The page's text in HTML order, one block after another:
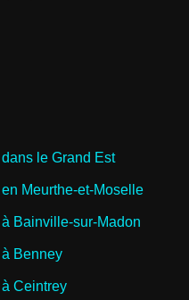
le Grand Est
Meurthe-et-Moselle
Bainville-sur-Madon
Benney
Ceintrey